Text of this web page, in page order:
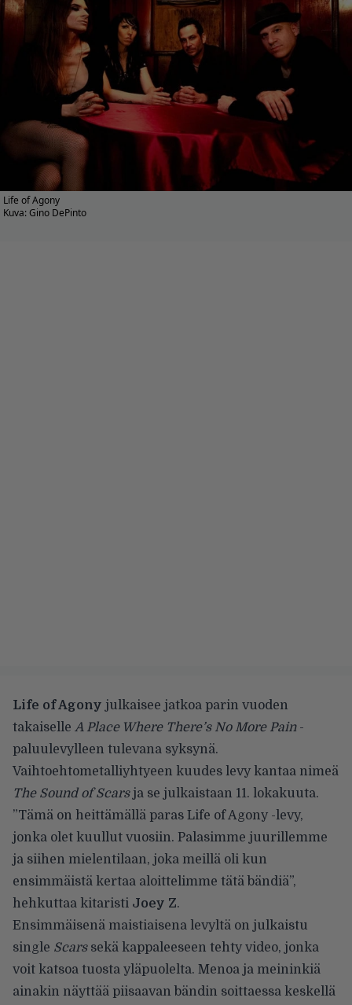
Life of Agony
Kuva: Gino DePinto
Life of Agony julkaisee jatkoa parin vuoden
takaiselle A Place Where There’s No More Pain-
paluulevylleen tulevana syksynä.
Vaihtoehtometalliyhtyeen kuudes levy kantaa nimeä
The Sound of Scarsja se julkaistaan 11. lokakuuta.
”Tämä on heittämällä paras Life of Agony -levy,
jonka olet kuullut vuosiin. Palasimme juurillemme
ja siihen mielentilaan, joka meillä oli kun
ensimmäistä kertaa aloittelimme tätä bändiä”,
hehkuttaa kitaristi Joey Z.
Ensimmäisenä maistiaisena levyltä on julkaistu
single Scarssekä kappaleeseen tehty video, jonka
voit katsoa tuosta yläpuolelta. Menoa ja meininkiä
ainakin näyttää piisaavan bändin soittaessa keskellä